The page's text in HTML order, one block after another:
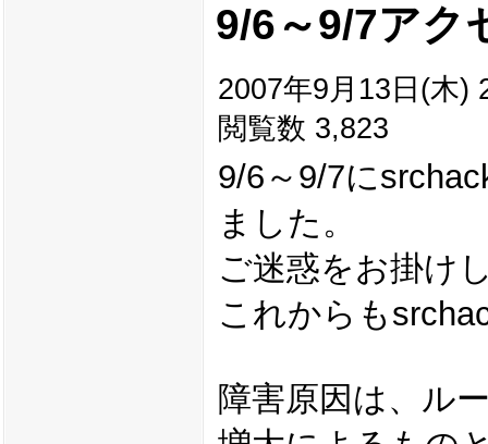
9/6～9/7アク
2007年9月13日(木)
閲覧数 3,823
9/6～9/7に
ました。
ご迷惑をお掛け
これからも
障害原因は、ル